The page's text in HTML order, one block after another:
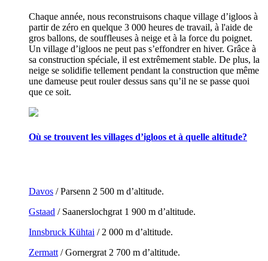
Chaque année, nous reconstruisons chaque village d’igloos à
partir de zéro en quelque 3 000 heures de travail, à l'aide de
gros ballons, de souffleuses à neige et à la force du poignet.
Un village d’igloos ne peut pas s’effondrer en hiver. Grâce à
sa construction spéciale, il est extrêmement stable. De plus, la
neige se solidifie tellement pendant la construction que même
une dameuse peut rouler dessus sans qu’il ne se passe quoi
que ce soit.
Où se trouvent les villages d’igloos et à quelle altitude?
Davos / Parsenn 2 500 m d’altitude.
Gstaad / Saanerslochgrat 1 900 m d’altitude.
Innsbruck Kühtai / 2 000 m d’altitude.
Zermatt/ Gornergrat 2 700 m d’altitude.